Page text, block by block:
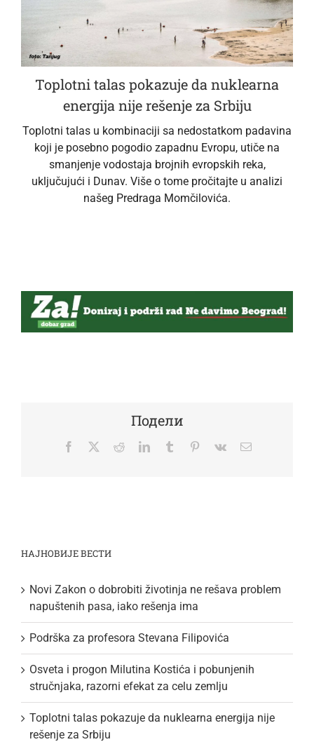
Toplotni talas pokazuje da nuklearna
energija nije rešenje za Srbiju
Toplotni talas u kombinaciji sa nedostatkom padavina
koji je posebno pogodio zapadnu Evropu, utiče na
smanjenje vodostaja brojnih evropskih reka,
uključujući i Dunav. Više o tome pročitajte u analizi
našeg Predraga Momčilovića.
Подели
Facebook
TwitterRedditLinkedInTumblr Pinterest
Vk Email
НАЈНОВИЈЕ ВЕСТИ
Novi Zakon o dobrobiti životinja ne rešava problem
napuštenih pasa, iako rešenja ima
Podrška za profesora Stevana Filipovića
Osveta i progon Milutina Kostića i pobunjenih
stručnjaka, razorni efekat za celu zemlju
Toplotni talas pokazuje da nuklearna energija nije
rešenje za Srbiju